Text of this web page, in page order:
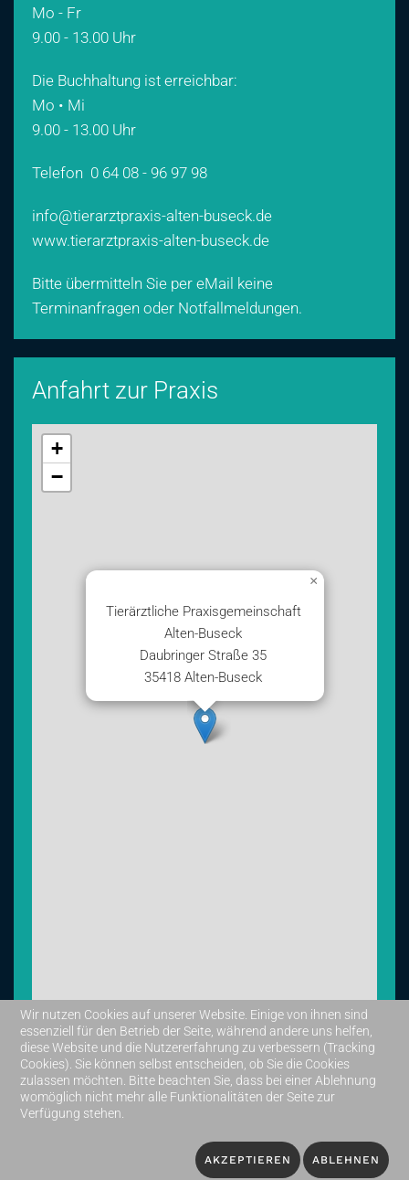
Mo - Fr
9.00 - 13.00 Uhr
Die Buchhaltung ist erreichbar:
Mo • Mi
9.00 - 13.00 Uhr
Telefon 0 64 08 - 96 97 98
info@tierarztpraxis-alten-buseck.de
www.tierarztpraxis-alten-buseck.de
Bitte übermitteln Sie per eMail keine
Terminanfragen oder Notfallmeldungen.
Anfahrt zur Praxis
Tierärztliche Praxisgemeinschaft
Alten-Buseck
Daubringer Straße 35
35418 Alten-Buseck
×
+
−
Leaflet |©OpenStreetMap
Wir nutzen Cookies auf unserer Website. Einige von ihnen sind
essenziell für den Betrieb der Seite, während andere uns helfen,
diese Website und die Nutzererfahrung zu verbessern (Tracking
Cookies). Sie können selbst entscheiden, ob Sie die Cookies
zulassen möchten. Bitte beachten Sie, dass bei einer Ablehnung
womöglich nicht mehr alle Funktionalitäten der Seite zur
Verfügung stehen.
AKZEPTIEREN ABLEHNEN